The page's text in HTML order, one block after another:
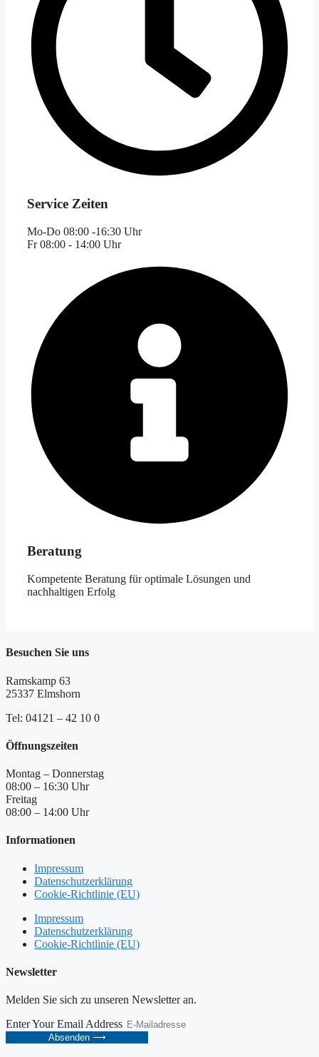
Service Zeiten
Mo-Do 08:00 -16:30 Uhr
Fr 08:00 - 14:00 Uhr
Beratung
Kompetente Beratung für optimale Lösungen und
nachhaltigen Erfolg
Besuchen Sie uns
Ramskamp 63
25337 Elmshorn
Tel: 04121 – 42 10 0
Öffnungszeiten
Montag – Donnerstag
08:00 – 16:30 Uhr
Freitag
08:00 – 14:00 Uhr
Informationen
Impressum
Datenschutzerklärung
Cookie-Richtlinie (EU)
Impressum
Datenschutzerklärung
Cookie-Richtlinie (EU)
Newsletter
Melden Sie sich zu unseren Newsletter an.
Enter Your Email Address
Absenden ⟶